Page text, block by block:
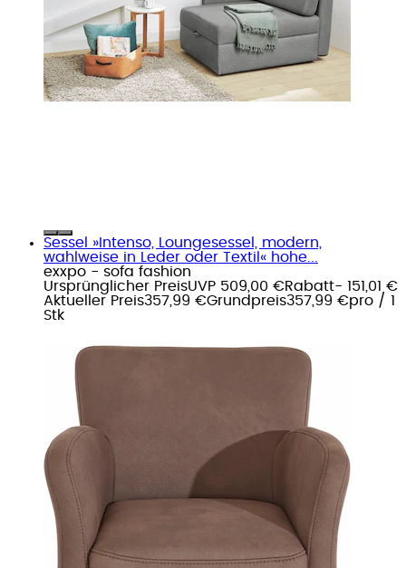
Sessel »Intenso, Loungesessel, modern,
wahlweise in Leder oder Textil« hohe...
exxpo - sofa fashion
Ursprünglicher PreisUVP 509,00 €Rabatt- 151,01 €
Aktueller Preis357,99 €Grundpreis357,99 €pro / 1
Stk